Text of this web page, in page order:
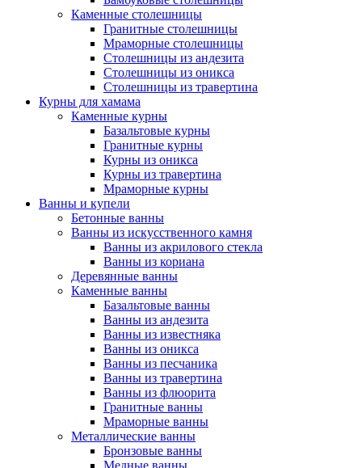
Каменные столешницы
Гранитные столешницы
Мраморные столешницы
Столешницы из андезита
Столешницы из оникса
Столешницы из травертина
Курны для хамама
Каменные курны
Базальтовые курны
Гранитные курны
Курны из оникса
Курны из травертина
Мраморные курны
Ванны и купели
Бетонные ванны
Ванны из искусственного камня
Ванны из акрилового стекла
Ванны из кориана
Деревянные ванны
Каменные ванны
Базальтовые ванны
Ванны из андезита
Ванны из известняка
Ванны из оникса
Ванны из песчаника
Ванны из травертина
Ванны из флюорита
Гранитные ванны
Мраморные ванны
Металлические ванны
Бронзовые ванны
Медные ванны